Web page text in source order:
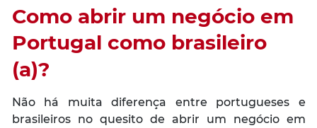
Como abrir um negócio em
Portugal como brasileiro
(a)?
Não há muita diferença entre portugueses e
brasileiros no quesito de abrir um negócio em